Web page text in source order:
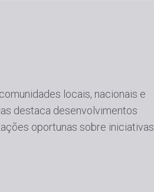
locais, nacionais e
destaca desenvolvimentos
oportunas sobre iniciativas